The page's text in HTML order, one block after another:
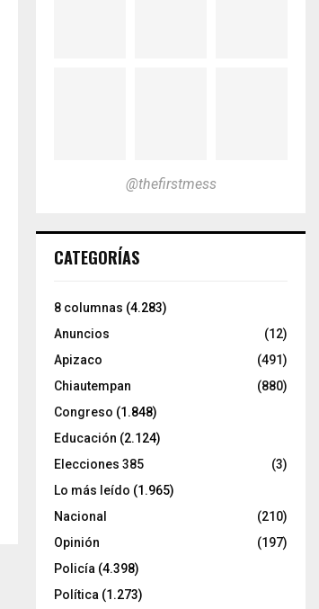
@thefirstmess
CATEGORÍAS
8 columnas (4.283)
Anuncios
(12)
Apizaco
(491)
Chiautempan
(880)
Congreso (1.848)
Educación (2.124)
Elecciones 385
(3)
Lo más leído (1.965)
Nacional
(210)
Opinión
(197)
Policía (4.398)
Política (1.273)